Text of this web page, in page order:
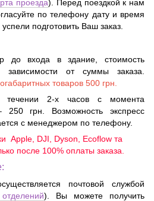
проезда). Перед поездкой к нам
по телефону дату и время
подготовить Ваш заказ.
до входа в здание, стоимость
от суммы заказа.
товаров 500 грн.
течении 2-х часов с момента
250 грн. Возможность экспресс
с менеджером по телефону.
Apple, DJI, Dyson, Ecoflow та
после 100% оплаты заказа.
почтовой службой
). Вы можете получить